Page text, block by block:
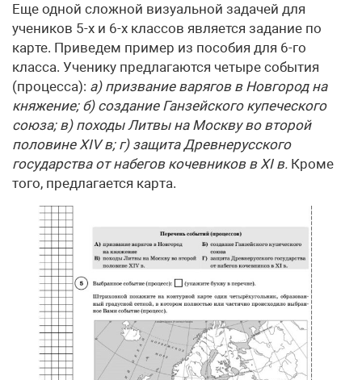
Еще одной сложной визуальной задачей для
учеников 5-х и 6-х классов является задание по
карте. Приведем пример из пособия для 6-го
класса. Ученику предлагаются четыре события
(процесса): а) призвание варягов в Новгород на
княжение; б) создание Ганзейского купеческого
союза; в) походы Литвы на Москву во второй
половинеXIVв; г) защита Древнерусского
государства от набегов кочевников вXIв. Кроме
того, предлагается карта.